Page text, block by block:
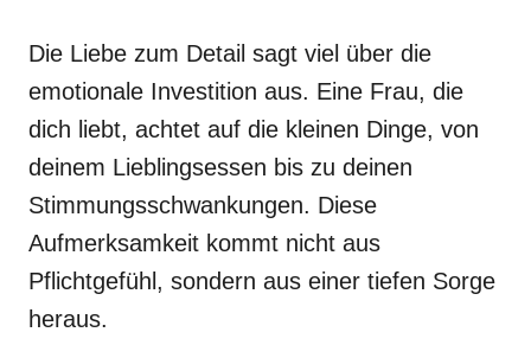
Die Liebe zum Detail sagt viel über die
emotionale Investition aus. Eine Frau, die
dich liebt, achtet auf die kleinen Dinge, von
deinem Lieblingsessen bis zu deinen
Stimmungsschwankungen. Diese
Aufmerksamkeit kommt nicht aus
Pflichtgefühl, sondern aus einer tiefen Sorge
heraus.